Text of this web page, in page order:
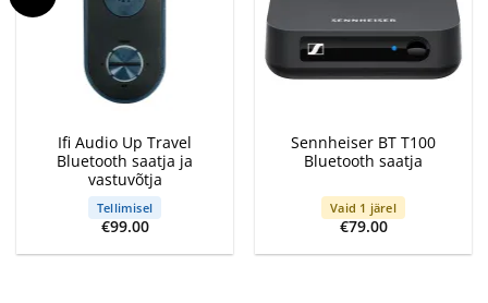
Ifi Audio Up Travel
Bluetooth saatja ja
vastuvõtja
Tellimisel
€99.00
Sennheiser BT T100
Bluetooth saatja
Vaid 1 järel
€79.00